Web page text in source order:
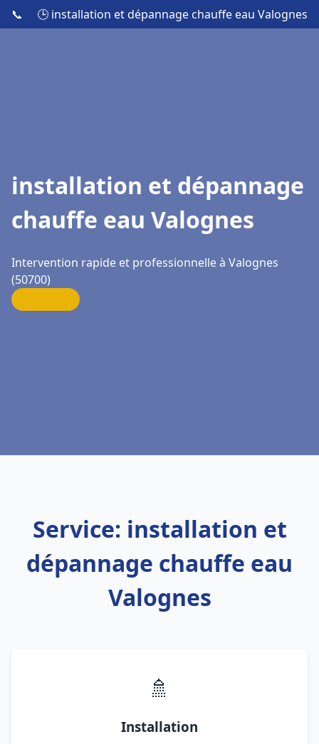
📞 🕒 installation et dépannage chauffe eau Valognes
installation et dépannage
chauffe eau Valognes
Intervention rapide et professionnelle à Valognes
(50700)
Service: installation et
dépannage chauffe eau
Valognes
🚿
Installation